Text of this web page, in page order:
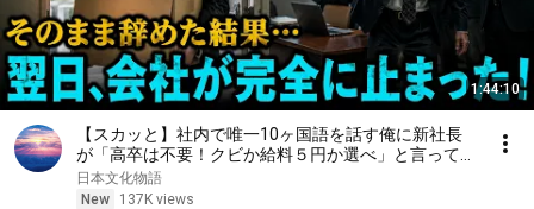
1:44:10
【スカッと】社内で唯一10ヶ国語を話す俺に新社長
が「高卒は不要！クビか給料５円か選べ」と言ってき
た。そのまま辞めた結果
日本文化物語
New
137K views